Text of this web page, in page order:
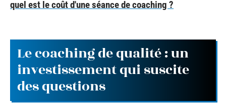
quel est le coût d'une séance de coaching ?
Le coaching de qualité : un
investissement qui suscite
des questions